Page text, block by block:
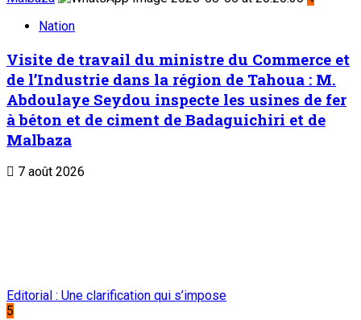
Nation
Visite de travail du ministre du Commerce et
de l’Industrie dans la région de Tahoua : M.
Abdoulaye Seydou inspecte les usines de fer
à béton et de ciment de Badaguichiri et de
Malbaza
7 août 2026
Editorial : Une clarification qui s’impose
5